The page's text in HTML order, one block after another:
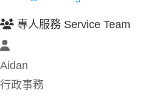
專人服務 Service Team
Aidan
行政事務